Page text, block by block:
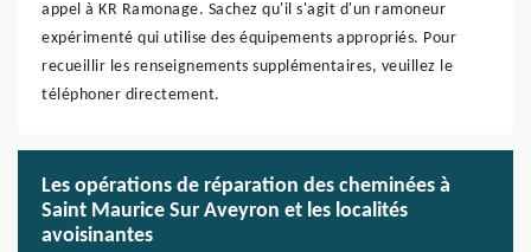
appel à KR Ramonage. Sachez qu'il s'agit d'un ramoneur
expérimenté qui utilise des équipements appropriés. Pour
recueillir les renseignements supplémentaires, veuillez le
téléphoner directement.
Les opérations de réparation des cheminées à
Saint Maurice Sur Aveyron et les localités
avoisinantes